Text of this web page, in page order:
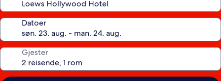
Datoer
Gjester